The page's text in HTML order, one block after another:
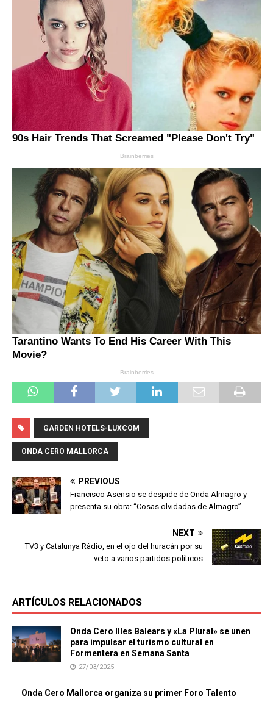
GARDEN HOTELS-LUXCOM
ONDA CERO MALLORCA
PREVIOUS
Francisco Asensio se despide de Onda Almagro y
presenta su obra: “Cosas olvidadas de Almagro”
NEXT
TV3 y Catalunya Ràdio, en el ojo del huracán por su
veto a varios partidos políticos
ARTÍCULOS RELACIONADOS
Onda Cero Illes Balears y «La Plural» se unen
para impulsar el turismo cultural en
Formentera en Semana Santa
27/03/2025
Onda Cero Mallorca organiza su primer Foro Talento